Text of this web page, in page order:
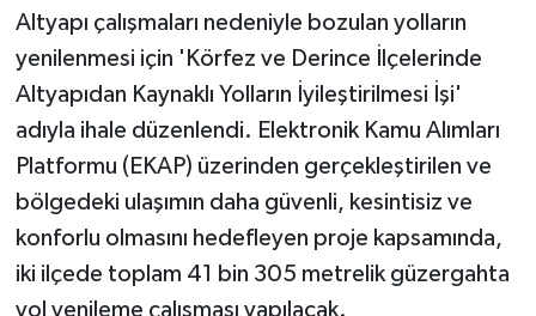
Altyapı çalışmaları nedeniyle bozulan yolların
yenilenmesi için 'Körfez ve Derince İlçelerinde
Altyapıdan Kaynaklı Yolların İyileştirilmesi İşi'
adıyla ihale düzenlendi. Elektronik Kamu Alımları
Platformu (EKAP) üzerinden gerçekleştirilen ve
bölgedeki ulaşımın daha güvenli, kesintisiz ve
konforlu olmasını hedefleyen proje kapsamında,
iki ilçede toplam 41 bin 305 metrelik güzergahta
yol yenileme çalışması yapılacak.